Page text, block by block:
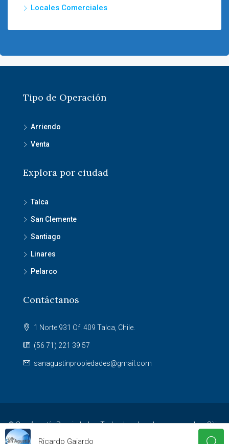
Locales Comerciales
Tipo de Operación
Arriendo
Venta
Explora por ciudad
Talca
San Clemente
Santiago
Linares
Pelarco
Contáctanos
1 Norte 931 Of. 409 Talca, Chile.
(56 71) 221 39 57
sanagustinpropiedades@gmail.com
© San Agustín Propiedades. Todos los derechos reservados. Sitio
desarrollado por
Ricardo Gajardo